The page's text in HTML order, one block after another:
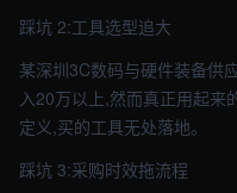
踩坑 2:工具选型追大
某深圳3C数码与硬件装备供
入20万以上,然而真正用起来
定义,买的工具无处落地。
踩坑 3:采购时效拖流程